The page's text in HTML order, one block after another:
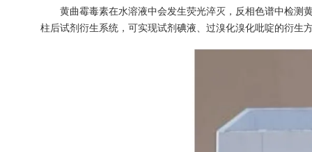
黄曲霉毒素在水溶液中会发生荧光淬灭，反相色谱中检测
柱后试剂衍生系统，可实现试剂碘液、过溴化溴化吡啶的衍生